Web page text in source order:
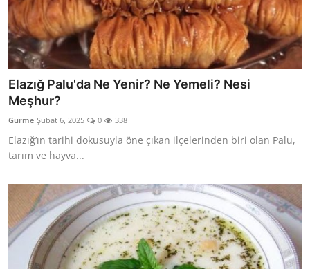
Gıda Güvenliği & Sağlık
İçecek Kültürü & Rehberleri
Popüler Kültür & Mutfak Tarihi
Mutfak Temizliği & Pratik Bilgiler
Anne & Bebek Beslenmesi
Mutfak Sırları & Teknikler
Gıda Sözlüğü & Nedir?
Yemek Tarifleri & Menüler
Elazığ Palu'da Ne Yenir? Ne Yemeli? Nesi
Meşhur?
Gurme Şubat 6, 2025 0 338
Elazığ’ın tarihi dokusuyla öne çıkan ilçelerinden biri olan Palu,
tarım ve hayva...